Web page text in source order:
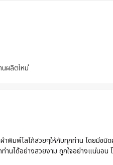
นผลิตใหม่
ผ้าพิมพ์โลโก้สวยๆให้กับทุกท่าน โดยมี
านได้อย่างสวยงาม ถูกใจอย่างแน่นอน